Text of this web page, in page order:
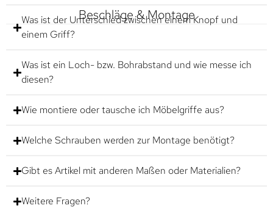
Beschläge & Montage
Was ist der Unterschied zwischen einem Knopf und
einem Griff?
Was ist ein Loch- bzw. Bohrabstand und wie messe ich
diesen?
Wie montiere oder tausche ich Möbelgriffe aus?
Welche Schrauben werden zur Montage benötigt?
Gibt es Artikel mit anderen Maßen oder Materialien?
Weitere Fragen?